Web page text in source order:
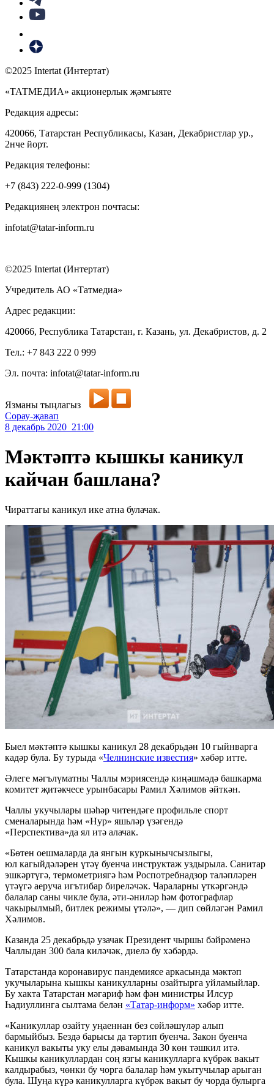
©2025 Intertat (Интертат)
«ТАТМЕДИА» акционерлык җәмгыяте
Редакция адресы:
420066, Татарстан Республикасы, Казан, Декабристлар ур.,
2нче йорт.
Редакция телефоны:
+7 (843) 222-0-999 (1304)
Редакциянең электрон почтасы:
infotat@tatar-inform.ru
©2025 Intertat (Интертат)
Учредитель АО «Татмедиа»
Адрес редакции:
420066, Республика Татарстан, г. Казань, ул. Декабристов, д. 2
Тел.: +7 843 222 0 999
Эл. почта: infotat@tatar-inform.ru
Язманы тыңлагыз
Сорау-җавап
8 декабрь 2020 21:00
Мәктәптә кышкы каникул
кайчан башлана?
Чираттагы каникул ике атна булачак.
Быел мәктәптә кышкы каникул 28 декабрьдән 10 гыйнварга
кадәр була. Бу турыда «Челнинские известия» хәбәр итте.
Әлеге мәгълүматны Чаллы мэриясендә киңәшмәдә башкарма
комитет җитәкчесе урынбасары Рамил Хәлимов әйткән.
Чаллы укучылары шәһәр читендәге профильле спорт
сменаларында һәм «Нур» яшьләр үзәгендә
«Перспектива»да ял итә алачак.
«Бөтен оешмаларда да янгын куркынычсызлыгы,
юл кагыйдәләрен үтәү буенча инструктаж уздырыла. Санитар
эшкәртүгә, термометриягә һәм Роспотребнадзор таләпләрен
үтәүгә аеруча игътибар биреләчәк. Чараларны үткәргәндә
балалар саны чикле була, әти-әниләр һәм фотографлар
чакырылмый, битлек режимы үтәлә», — дип сөйләгән Рамил
Хәлимов.
Казанда 25 декабрьдә узачак Президент чыршы бәйрәменә
Чаллыдан 300 бала киләчәк, диелә бу хәбәрдә.
Татарстанда коронавирус пандемиясе аркасында мәктәп
укучыларына кышкы каникулларны озайтырга уйламыйлар.
Бу хакта Татарстан мәгариф һәм фән министры Илсур
Һадиуллинга сылтама белән «Татар-информ» хәбәр итте.
«Каникуллар озайту уңаеннан без сөйләшүләр алып
бармыйбыз. Бездә барысы да тәртип буенча. Закон буенча
каникул вакыты уку елы дәвамында 30 көн тәшкил итә.
Кышкы каникуллардан соң язгы каникулларга күбрәк вакыт
калдырабыз, чөнки бу чорга балалар һәм укытучылар арыган
була. Шуңа күрә каникулларга күбрәк вакыт бу чорда булырга